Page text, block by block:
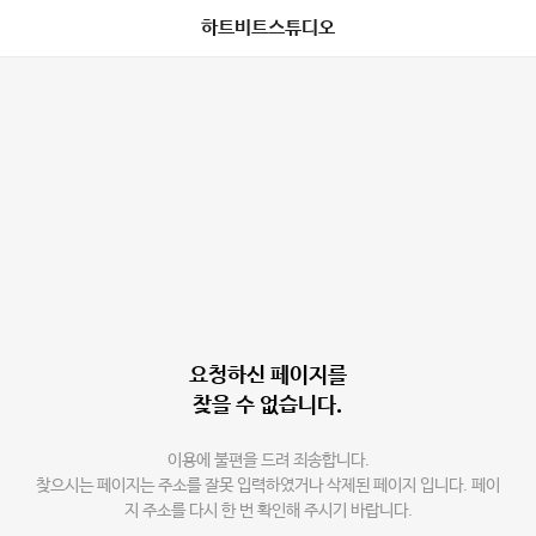
하트비트스튜디오
요청하신 페이지를
찾을 수 없습니다.
이용에 불편을 드려 죄송합니다.
찾으시는 페이지는 주소를 잘못 입력하였거나 삭제된 페이지 입니다. 페이
지 주소를 다시 한 번 확인해 주시기 바랍니다.